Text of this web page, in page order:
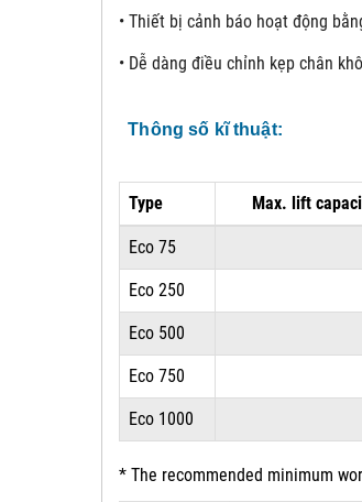
• Thiết bị cảnh báo hoạt động
• Dễ dàng điều chỉnh kẹp chân
Thông số kĩ thuật:
Type Max. lift
Eco 75
Eco 250
Eco 500
Eco 750
Eco 1000
* The recommended minimum